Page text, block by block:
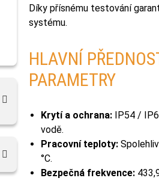
Díky přísnému testování
systému.
HLAVNÍ
PARAMETRY
Krytí a ochrana:IP54 /
vodě.
Pracovní teploty:
°C.
Bezpečná frekvence: